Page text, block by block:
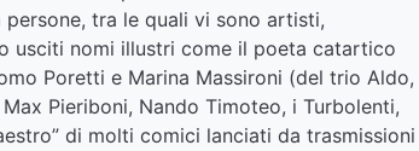
tra le quali vi sono artisti,
usciti nomi illustri come il poeta catartico
Poretti e Marina Massironi (del trio Aldo,
Pieriboni, Nando Timoteo, i Turbolenti,
di molti comici lanciati da trasmissioni